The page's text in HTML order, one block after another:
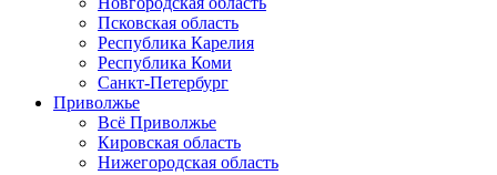
Псковская область
Республика Карелия
Республика Коми
Санкт-Петербург
Приволжье
Всё Приволжье
Кировская область
Нижегородская область